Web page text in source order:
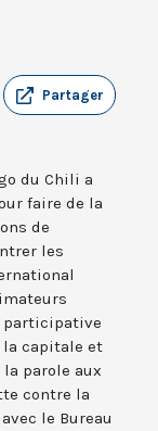
Partager
du Chili a
faire de la
de
les
participative
capitale et
parole aux
contre la
le Bureau